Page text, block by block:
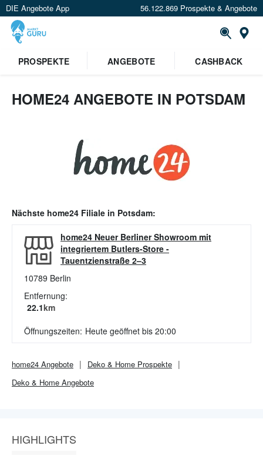
DIE Angebote App 56.122.869 Prospekte & Angebote
PROSPEKTE
ANGEBOTE CASHBACK
HOME24 ANGEBOTE IN POTSDAM
Nächste home24 Filiale in Potsdam:
home24 Neuer Berliner Showroom mit
integriertem Butlers-Store -
Tauentzienstraße 2–3
10789 Berlin
Entfernung:
22.1km
Öffnungszeiten: Heute geöffnet bis 20:00
home24 Angebote Deko & Home Prospekte
Deko & Home Angebote
HIGHLIGHTS